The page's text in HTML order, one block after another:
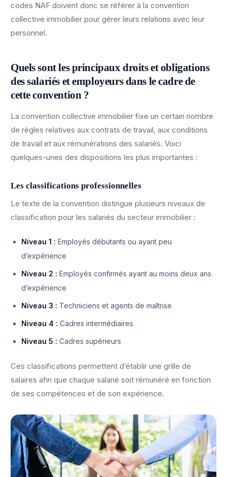
codes NAF doivent donc se référer à la convention
collective immobilier pour gérer leurs relations avec leur
personnel.
Quels sont les principaux droits et obligations
des salariés et employeurs dans le cadre de
cette convention ?
La convention collective immobilier fixe un certain nombre
de règles relatives aux contrats de travail, aux conditions
de travail et aux rémunérations des salariés. Voici
quelques-unes des dispositions les plus importantes :
Les classifications professionnelles
Le texte de la convention distingue plusieurs niveaux de
classification pour les salariés du secteur immobilier :
Niveau 1 : Employés débutants ou ayant peu
d’expérience
Niveau 2 : Employés confirmés ayant au moins deux ans
d’expérience
Niveau 3 : Techniciens et agents de maîtrise
Niveau 4 : Cadres intermédiaires
Niveau 5 : Cadres supérieurs
Ces classifications permettent d’établir une grille de
salaires afin que chaque salarié soit rémunéré en fonction
de ses compétences et de son expérience.